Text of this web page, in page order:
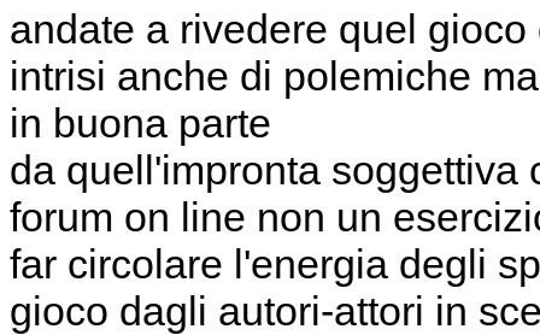
andate a rivedere quel
intrisi anche di polemiche
in buona parte
da quell'impronta soggettiva
forum on line non un
far circolare l'energia degli
gioco dagli autori-attori in